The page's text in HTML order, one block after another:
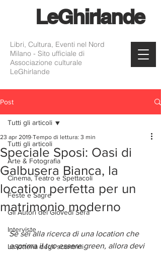
LeGhirlande
Libri, Cultura, Eventi nel Nord
Milano - Sito ufficiale di
Associazione culturale
LeGhirlande
Post
Tutti gli articoli
Arte & Fotografia
Cinema, Teatro e Spettacoli
Feste e Sagre
Gli Autori del Giovedì Sera
Interviste
La lotteria degli scontrini
Tutti gli articoli
Speciale Sposi: Oasi di
Galbusera Bianca, la
location perfetta per un
matrimonio moderno
23 apr 2019 Tempo di lettura: 3 min
Se sei alla ricerca di una location che
esprima il tuo essere green, allora devi